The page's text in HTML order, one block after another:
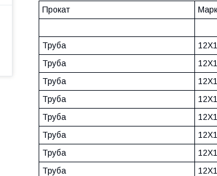
Прокат
Труба
Труба
Труба
Труба
Труба
Труба
Труба
Труба